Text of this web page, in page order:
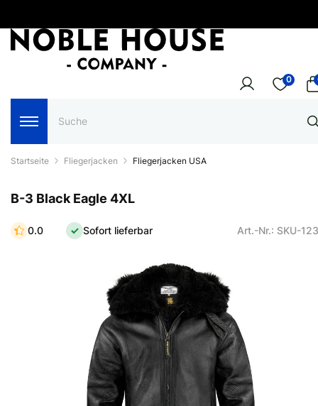
0
Startseite Fliegerjacken Fliegerjacken USA
B-3 Black Eagle 4XL
0.0 Sofort lieferbar Art.-Nr.: SKU-